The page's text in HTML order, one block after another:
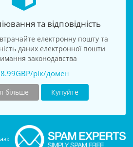
та відповідність
електронну пошту та
даних електронної пошти
законодавства
рік/домен
більше Купуйте